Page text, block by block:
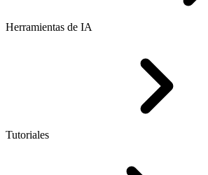
Herramientas de IA
Tutoriales